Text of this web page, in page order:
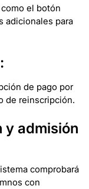
el botón
adicionales para
de pago por
de reinscripción.
y admisión
comprobará
con